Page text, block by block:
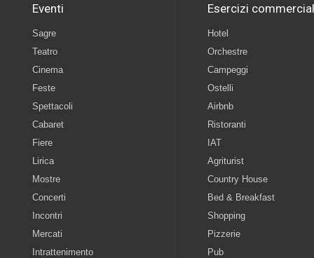
Eventi
Sagre
Teatro
Cinema
Feste
Spettacoli
Cabaret
Fiere
Lirica
Mostre
Concerti
Incontri
Mercati
Intrattenimento
Esercizi
Hotel
Orchestre
Campeggi
Ostelli
Airbnb
Ristoranti
IAT
Agriturist
Country House
Bed & Breakfast
Shopping
Pizzerie
Pub